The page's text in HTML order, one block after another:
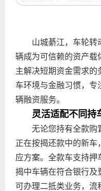
山城綦江，车轮转
辆成为可信赖的资产载
主解决短期资金需求的
车环境与金融习惯，专
辆融资服务。
灵活适配不同持
无论您持有全款购
正在按揭还款中的新车
应方案。全款车支持押
揭中车辆在符合银行及
可办理二抵类业务，流